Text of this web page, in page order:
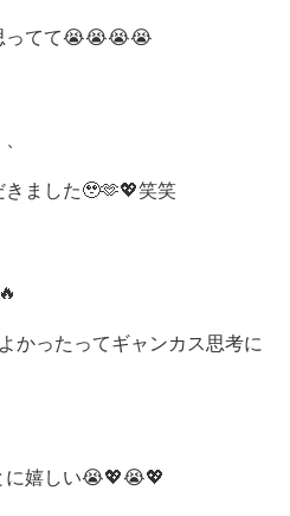
ってて😭😭😭😭
ました🥹🫶💖笑笑
かったってギャンカス思考に
に嬉しい😭💖😭💖